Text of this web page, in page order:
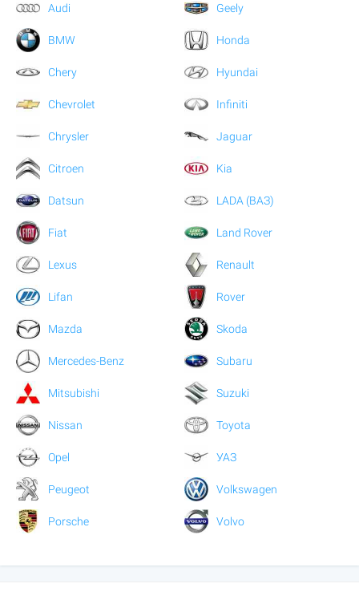
Audi
BMW
Chery
Chevrolet
Chrysler
Citroen
Datsun
Fiat
Geely
Honda
Hyundai
Infiniti
Jaguar
Kia
LADA (ВАЗ)
Land Rover
Lexus
Lifan
Mazda
Mercedes-Benz
Mitsubishi
Nissan
Opel
Peugeot
Porsche
Renault
Rover
Skoda
Subaru
Suzuki
Toyota
УАЗ
Volkswagen
Volvo